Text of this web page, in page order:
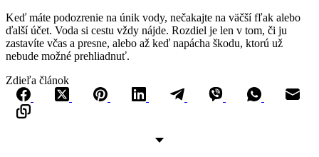
Keď máte podozrenie na únik vody, nečakajte na väčší fľak alebo
ďalší účet. Voda si cestu vždy nájde. Rozdiel je len v tom, či ju
zastavíte včas a presne, alebo až keď napácha škodu, ktorú už
nebude možné prehliadnuť.
Zdieľa článok